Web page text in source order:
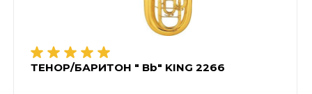
ТЕНОР/БАРИТОН " Bb" KING 2266